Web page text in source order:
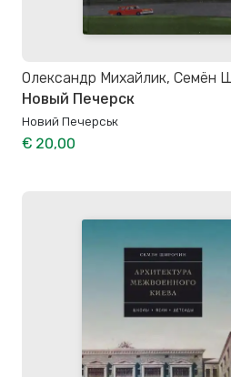
Олександр Михайлик, Семён
Новый Печерск
Новий Печерськ
€ 20,00